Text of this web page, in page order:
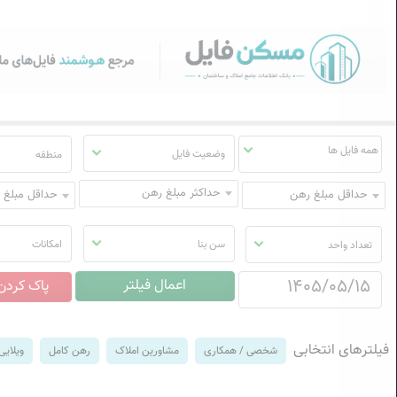
مسکن فایل | خرید، فروش،
منوی
مسکن
وضعیت فایل منطقه
حداقل مبلغ رهن حداکثر مبلغ رهن حداقل مبلغ
تعداد واحد سن بنا امکانات
فیلترهای انتخابی شخصی / همکاری مشاورین املاک رهن کامل